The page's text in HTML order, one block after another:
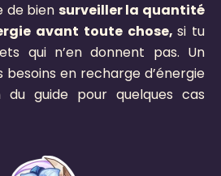
de bien surveiller la quantité
avant toute chose,si tu
qui n’en donnent pas. Un
en recharge d’énergie
guide pour quelques cas